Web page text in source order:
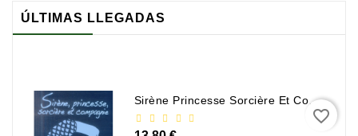
ÚLTIMAS LLEGADAS
Sirène Princesse Sorcière Et Compagnie
favorite_border